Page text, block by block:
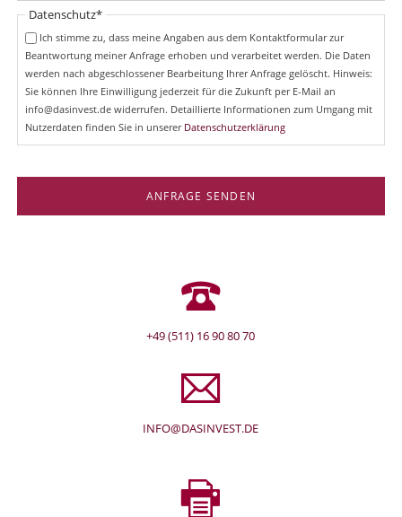
Pflichtfeld
Datenschutz*
Ich stimme zu, dass meine Angaben aus dem Kontaktformular zur
Beantwortung meiner Anfrage erhoben und verarbeitet werden. Die Daten
werden nach abgeschlossener Bearbeitung Ihrer Anfrage gelöscht. Hinweis:
Sie können Ihre Einwilligung jederzeit für die Zukunft per E-Mail an
info@dasinvest.de widerrufen. Detaillierte Informationen zum Umgang mit
Nutzerdaten finden Sie in unserer Datenschutzerklärung
ANFRAGE SENDEN
+49 (511) 16 90 80 70
INFO@DASINVEST.DE